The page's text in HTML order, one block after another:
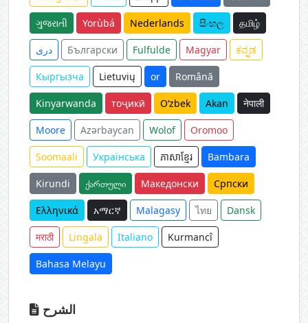
ગુજરાતી Yorùbá Nederlands සිංහල தமிழ்
دری Български Fulfulde Magyar ಕನ್ನಡ
Кыргызча Lietuvių or Română
Kinyarwanda тоҷикӣ O‘zbek Akan नेपाली
Moore Azərbaycan Wolof Oromoo
Soomaali Українська ភាសាខ្មែរ Bambara
Kirundi ქართული Македонски Српски
Ελληνικά አማርኛ Malagasy ไทย Dansk
मराठी Lingala Italiano Kurmancî
Bahasa Melayu
الشرح